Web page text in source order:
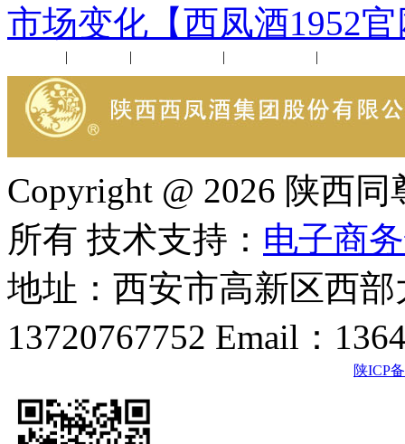
市场变化【西凤酒1952
| | | |
Copyright @ 2026 陕西
所有 技术支持： 电子商
地址：西安市高新区西
13720767752 Email：
陕ICP